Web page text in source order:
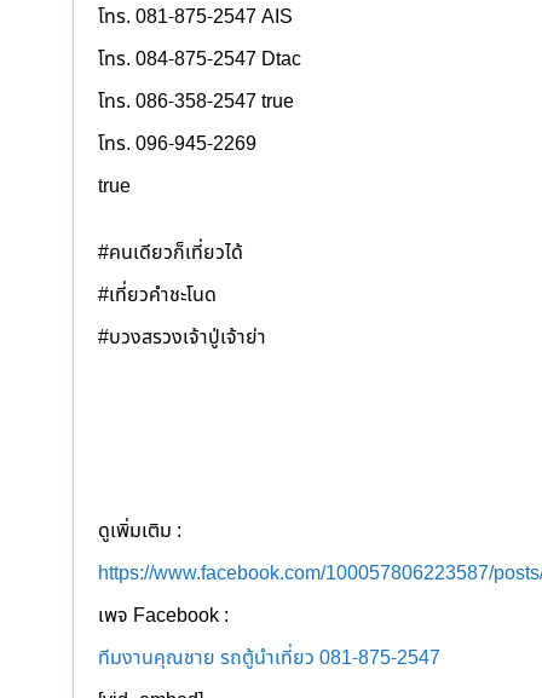
โทร. 081-875-2547 AIS
โทร. 084-875-2547 Dtac
โทร. 086-358-2547 true
โทร. 096-945-2269
true
#คนเดียวก็เที่ยวได้
#เที่ยวคำชะโนด
#บวงสรวงเจ้าปู่เจ้าย่า
ดูเพิ่มเติม :
https://www.facebook.com/100057806223587/
เพจ Facebook :
ทีมงานคุณชาย รถตู้นำเที่ยว 081-875-2547